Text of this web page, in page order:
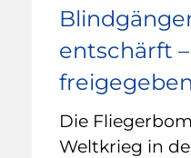
entschärft
freigegeben
Die
Weltkrieg in